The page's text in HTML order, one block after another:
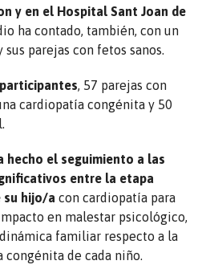
y en el Hospital Sant Joan de
ha contado, también, con un
parejas con fetos sanos.
, 57 parejas con
cardiopatía congénita y 50
hecho el seguimiento a las
entre la etapa
su hijo/a con cardiopatía para
en malestar psicológico,
familiar respecto a la
de cada niño.